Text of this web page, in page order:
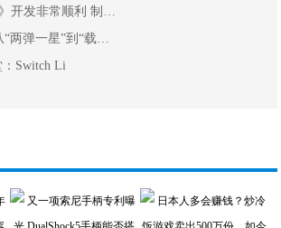
《猎天使魔女3》开发非常顺利 制作人
《第九所》：从“两弹一星”到“载人航
：Switch Li